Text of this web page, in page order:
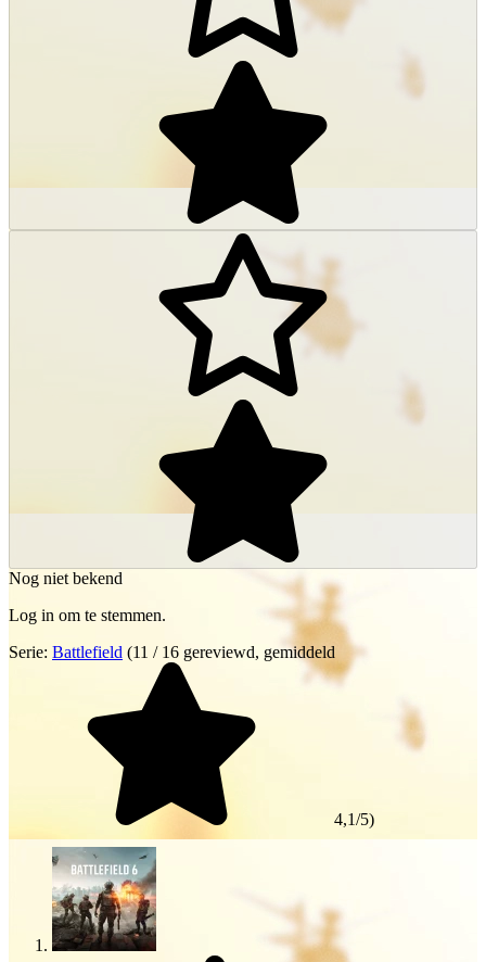
Nog niet bekend
Log in om te stemmen.
Serie: Battlefield (11 / 16 gereviewd, gemiddeld
4,1/5)